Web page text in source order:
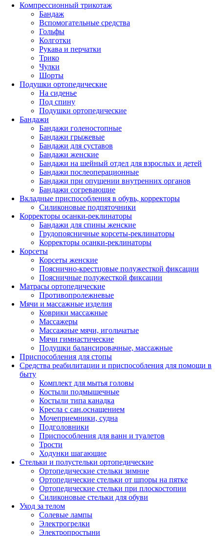
Компрессионный трикотаж
Бандаж
Вспомогательные средства
Гольфы
Колготки
Рукава и перчатки
Трико
Чулки
Шорты
Подушки ортопедические
На сиденье
Под спину
Подушки ортопедические
Бандажи
Бандажи голеностопные
Бандажи грыжевые
Бандажи для суставов
Бандажи женские
Бандажи на шейный отдел для взрослых и детей
Бандажи послеоперационные
Бандажи при опущении внутренних органов
Бандажи согревающие
Вкладные приспособления в обувь, корректоры
Силиконовые подпяточники
Корректоры осанки-реклинаторы
Бандажи для спины женские
Грудопоясничные корсеты-реклинаторы
Корректоры осанки-реклинаторы
Корсеты
Корсеты женские
Пояснично-крестцовые полужесткой фиксации
Поясничные полужесткой фиксации
Матрасы ортопедические
Противопролежневые
Мячи и массажные изделия
Коврики массажные
Массажеры
Массажные мячи, игольчатые
Мячи гимнастические
Подушки балансировачные, массажные
Приспособления для стопы
Средства реабилитации и приспособления для помощи в
быту
Комплект для мытья головы
Костыли подмышечные
Костыли типа канадка
Кресла с сан.оснащением
Мочеприемники, судна
Подголовники
Приспособления для ванн и туалетов
Трости
Ходунки шагающие
Стельки и полустельки ортопедические
Ортопедические стельки зимние
Ортопедические стельки от шпоры на пятке
Ортопедические стельки при плоскостопии
Силиконовые стельки для обуви
Уход за телом
Солевые лампы
Электрогрелки
Электропростыни